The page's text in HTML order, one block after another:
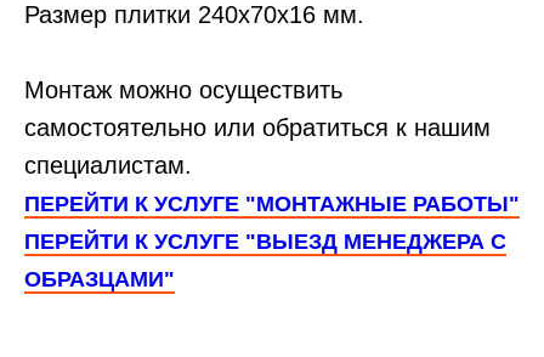
Размер плитки 240х70х16 мм.
Монтаж можно осуществить
самостоятельно или обратиться к нашим
специалистам.
ПЕРЕЙТИ К УСЛУГЕ "МОНТАЖНЫЕ РАБОТЫ"
ПЕРЕЙТИ К УСЛУГЕ "ВЫЕЗД МЕНЕДЖЕРА С
ОБРАЗЦАМИ"